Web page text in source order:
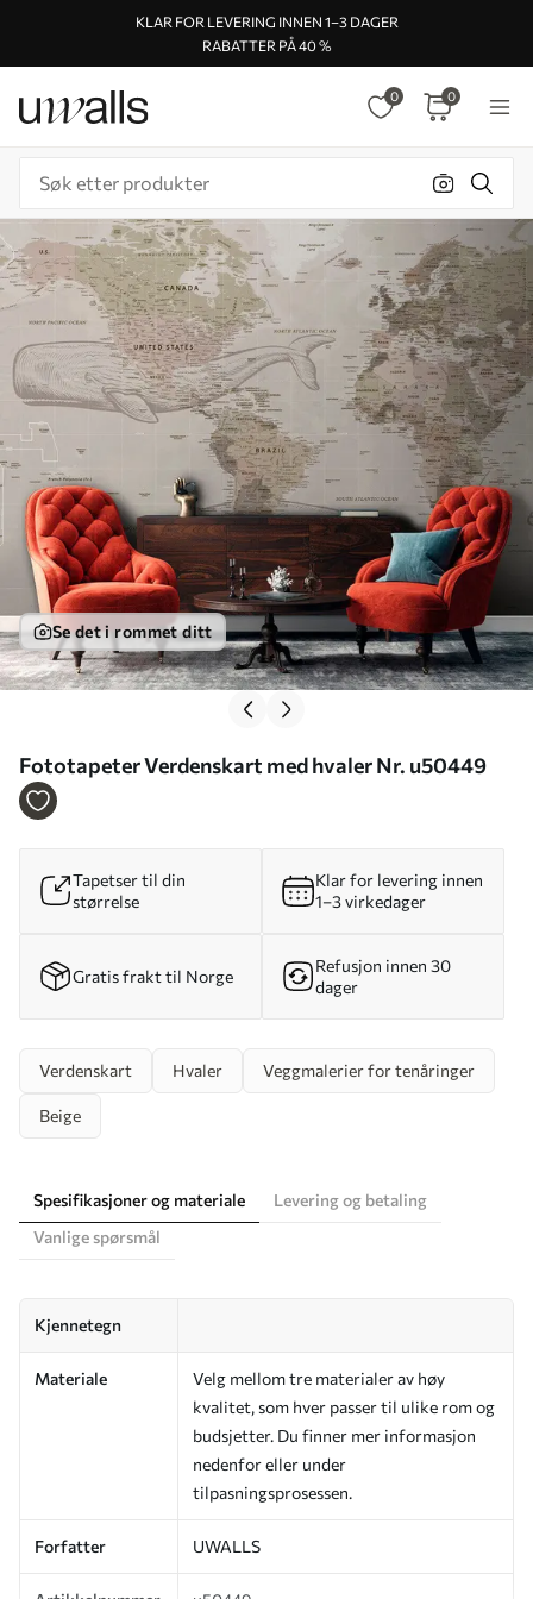
KLAR FOR LEVERING INNEN 1–3 DAGER
RABATTER PÅ 40 %
0 0
Se det i rommet ditt
Fototapeter Verdenskart med hvaler Nr. u50449
Tapetser til din
størrelse
Klar for levering innen
1–3 virkedager
Gratis frakt til Norge
Refusjon innen 30
dager
Verdenskart Hvaler Veggmalerier for tenåringer
Beige
Spesifikasjoner og materiale
Levering og betaling
Vanlige spørsmål
Kjennetegn
Materiale
Velg mellom tre materialer av høy
kvalitet, som hver passer til ulike rom og
budsjetter. Du finner mer informasjon
nedenfor eller under
tilpasningsprosessen.
Forfatter UWALLS